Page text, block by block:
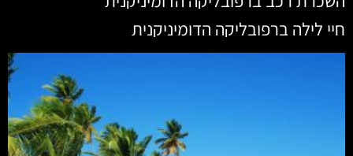
חיי לילה ברפובליקה הדומיניקנית